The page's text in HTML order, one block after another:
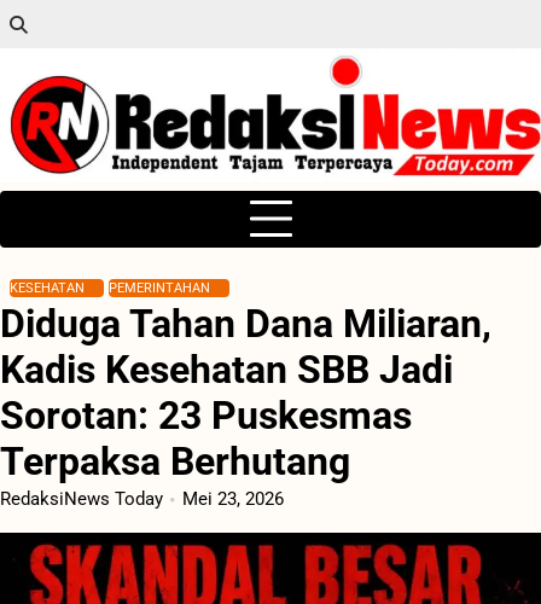
Skip
content
KESEHATAN PEMERINTAHAN
Diduga Tahan Dana Miliaran,
Kadis Kesehatan SBB Jadi
Sorotan: 23 Puskesmas
Terpaksa Berhutang
RedaksiNews Today Mei 23, 2026